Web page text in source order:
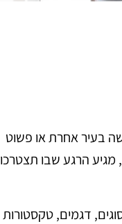
בעיר אחרת או פשוט
הרגע שבו תצטרכו
דגמים, טקסטורות